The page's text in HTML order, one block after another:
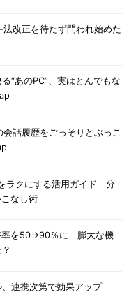
改正を待たず問われ始めた
“あのPC”、実はとんでもな
話履歴をごっそりとぶっこ
ラクにする活用ガイド 分
なし術
率を50→90％に 膨大な機
連携次第で効果アップ